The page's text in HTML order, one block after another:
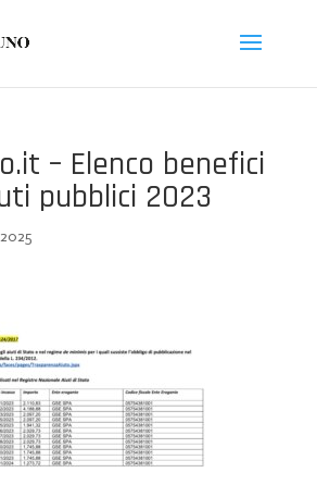
– Elenco benefici
pubblici 2023